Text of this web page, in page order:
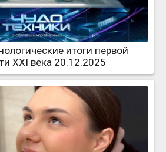
итоги первой
XXI века 20.12.2025